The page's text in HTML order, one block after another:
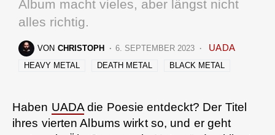
Album macht vieles, aber längst nicht
alles richtig.
VON CHRISTOPH 6. SEPTEMBER 2023 UADA
HEAVY METAL DEATH METAL BLACK METAL
Haben UADA die Poesie entdeckt? Der Titel
ihres vierten Albums wirkt so, und er geht